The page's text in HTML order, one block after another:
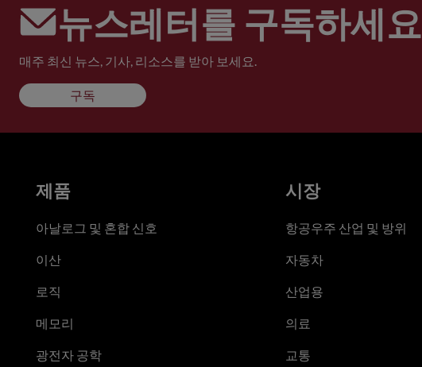
뉴스레터를 구독하세요
매주 최신 뉴스, 기사, 리소스를 받아 보세요.
구독
제품
아날로그 및 혼합 신호
이산
로직
메모리
광전자 공학
시장
항공우주 산업 및 방위
자동차
산업용
의료
교통